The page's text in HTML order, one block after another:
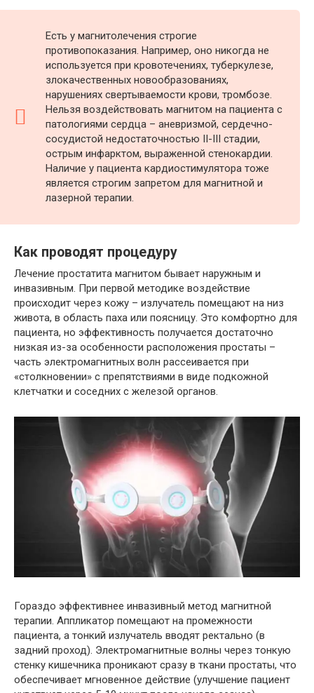
Есть у магнитолечения строгие
противопоказания. Например, оно никогда не
используется при кровотечениях, туберкулезе,
злокачественных новообразованиях,
нарушениях свертываемости крови, тромбозе.
Нельзя воздействовать магнитом на пациента с
патологиями сердца – аневризмой, сердечно-
сосудистой недостаточностью II-III стадии,
острым инфарктом, выраженной стенокардии.
Наличие у пациента кардиостимулятора тоже
является строгим запретом для магнитной и
лазерной терапии.
Как проводят процедуру
Лечение простатита магнитом бывает наружным и
инвазивным. При первой методике воздействие
происходит через кожу – излучатель помещают на низ
живота, в область паха или поясницу. Это комфортно для
пациента, но эффективность получается достаточно
низкая из-за особенности расположения простаты –
часть электромагнитных волн рассеивается при
«столкновении» с препятствиями в виде подкожной
клетчатки и соседних с железой органов.
Гораздо эффективнее инвазивный метод магнитной
терапии. Аппликатор помещают на промежности
пациента, а тонкий излучатель вводят ректально (в
задний проход). Электромагнитные волны через тонкую
стенку кишечника проникают сразу в ткани простаты, что
обеспечивает мгновенное действие (улучшение пациент